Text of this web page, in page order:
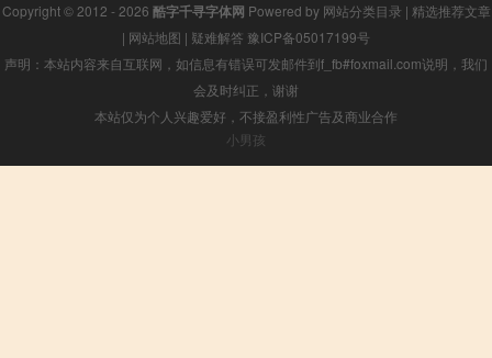
Copyright © 2012 - 2026 酷字千寻字体网 Powered by 网站分类目录 | 精选推荐文章
| 网站地图 | 疑难解答 豫ICP备05017199号
声明：本站内容来自互联网，如信息有错误可发邮件到f_fb#foxmail.com说明，我们
会及时纠正，谢谢
本站仅为个人兴趣爱好，不接盈利性广告及商业合作
小男孩